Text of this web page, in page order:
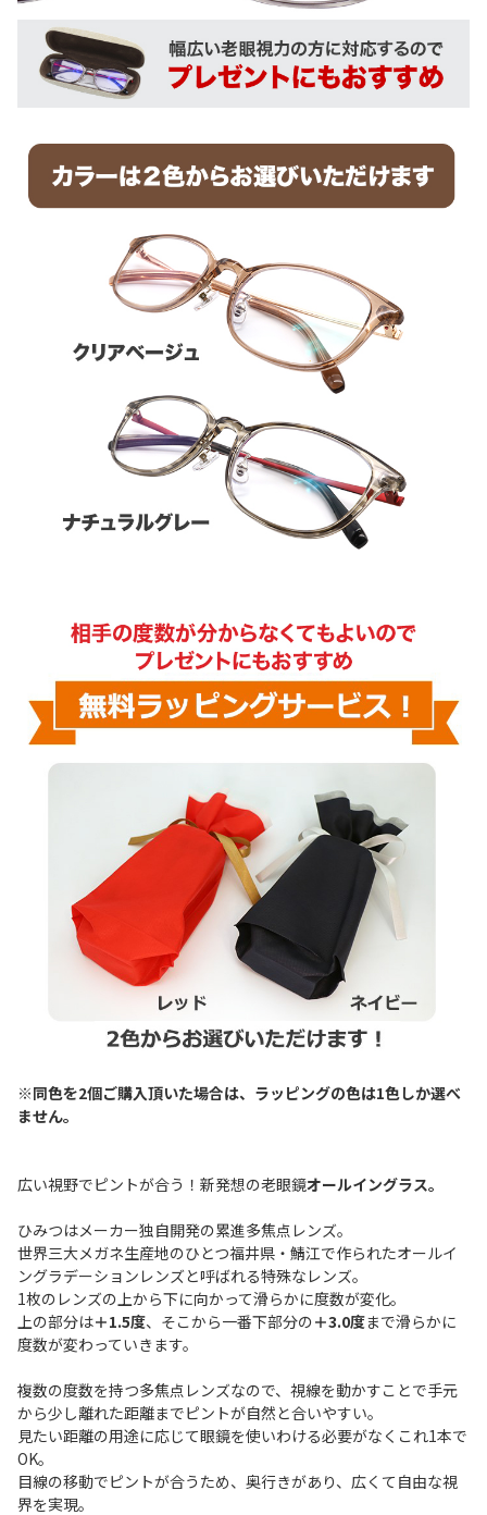
※同色を2個ご購入頂いた場合は、ラッピングの色は1色しか選べ
ません。
広い視野でピントが合う！新発想の老眼鏡オールイングラス。
ひみつはメーカー独自開発の累進多焦点レンズ。
世界三大メガネ生産地のひとつ福井県・鯖江で作られたオールイ
ングラデーションレンズと呼ばれる特殊なレンズ。
1枚のレンズの上から下に向かって滑らかに度数が変化。
上の部分は＋1.5度、そこから一番下部分の＋3.0度まで滑らかに
度数が変わっていきます。
複数の度数を持つ多焦点レンズなので、視線を動かすことで手元
から少し離れた距離までピントが自然と合いやすい。
見たい距離の用途に応じて眼鏡を使いわける必要がなくこれ1本で
OK。
目線の移動でピントが合うため、奥行きがあり、広くて自由な視
界を実現。